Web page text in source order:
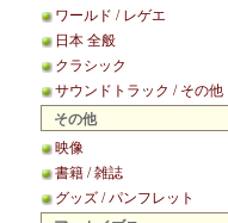
ワールド / レゲエ
日本 全般
クラシック
サウンドトラック / その他
その他
映像
書籍 / 雑誌
グッズ / パンフレット